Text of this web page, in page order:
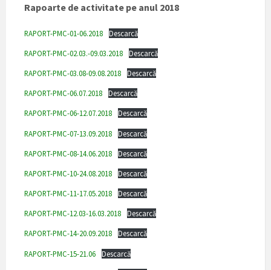
Rapoarte de activitate pe anul 2018
RAPORT-PMC-01-06.2018 Descarcă
RAPORT-PMC-02.03.-09.03.2018 Descarcă
RAPORT-PMC-03.08-09.08.2018 Descarcă
RAPORT-PMC-06.07.2018 Descarcă
RAPORT-PMC-06-12.07.2018 Descarcă
RAPORT-PMC-07-13.09.2018 Descarcă
RAPORT-PMC-08-14.06.2018 Descarcă
RAPORT-PMC-10-24.08.2018 Descarcă
RAPORT-PMC-11-17.05.2018 Descarcă
RAPORT-PMC-12.03-16.03.2018 Descarcă
RAPORT-PMC-14-20.09.2018 Descarcă
RAPORT-PMC-15-21.06 Descarcă